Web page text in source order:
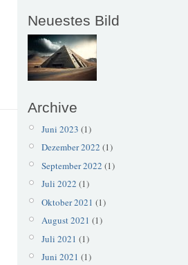
Neuestes Bild
Archive
Juni 2023 (1)
Dezember 2022 (1)
September 2022 (1)
Juli 2022 (1)
Oktober 2021 (1)
August 2021 (1)
Juli 2021 (1)
Juni 2021 (1)